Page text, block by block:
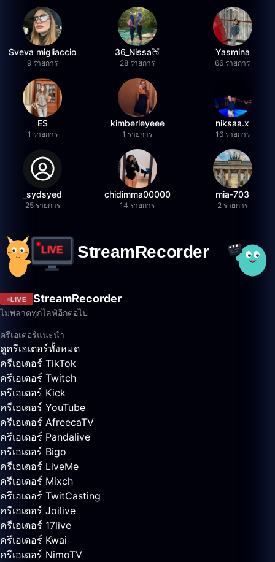
Sveva migliaccio
9 รายการ
36_Nissa🍑
28 รายการ
Yasmina
66 รายการ
ES
1 รายการ
kimberleyeee
1 รายการ
niksaa.x
16 รายการ
_sydsyed
25 รายการ
chidimma00000
14 รายการ
mia-703
2 รายการ
LIVE StreamRecorder
ไม่พลาดทุกไลฟ์อีกต่อไป
ครีเอเตอร์แนะนำ
ดูครีเอเตอร์ทั้งหมด
ครีเอเตอร์ TikTok
ครีเอเตอร์ Twitch
ครีเอเตอร์ Kick
ครีเอเตอร์ YouTube
ครีเอเตอร์ AfreecaTV
ครีเอเตอร์ Pandalive
ครีเอเตอร์ Bigo
ครีเอเตอร์ LiveMe
ครีเอเตอร์ Mixch
ครีเอเตอร์ TwitCasting
ครีเอเตอร์ Joilive
ครีเอเตอร์ 17live
ครีเอเตอร์ Kwai
ครีเอเตอร์ NimoTV